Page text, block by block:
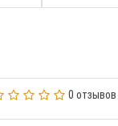
0 отзывов